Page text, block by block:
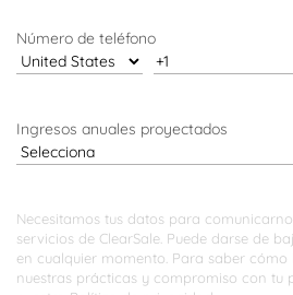
Número de teléfono
Ingresos anuales proyectados
Necesitamos tus datos para
servicios de ClearSale. Puede darse de
en cualquier momento. Para saber
nuestras prácticas y compromiso con tu